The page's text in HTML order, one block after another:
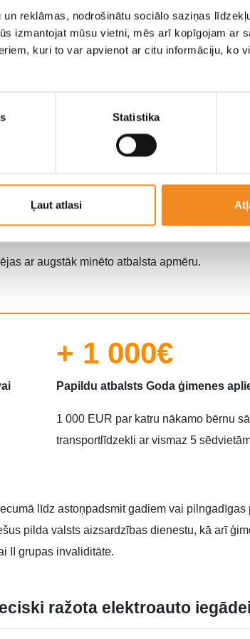
reklāmas, nodrošinātu sociālo saziņas
izmantojat mūsu vietni, mēs arī kopīgojam ar
kuri to var apvienot ar citu informāciju, ko
Statistika
Ļaut atlasi
kā septiņi gadi pirms atbalsta
90% no automašīnas iegādes izmaksām.
virs atbalsta
ar augstāk minēto atbalsta apmēru.
+ 1 000€
Papildu atbalsts Goda ģimenes
1 000 EUR par katru nākamo bērnu
transportlīdzekli ar vismaz 5
līdz astoņpadsmit gadiem vai
pilda valsts aizsardzības dienestu, kā arī
II grupas invaliditāte.
ražota elektroauto iegādei